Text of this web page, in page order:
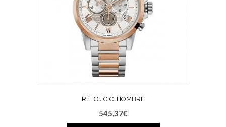
RELOJ G.C. HOMBRE
545,37€